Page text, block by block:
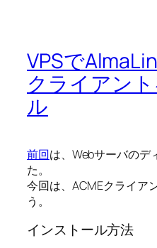
VPSで
クライアン
ル
前回は、Webサーバのデ
た。
今回は、ACMEクライア
う。
インストール方法